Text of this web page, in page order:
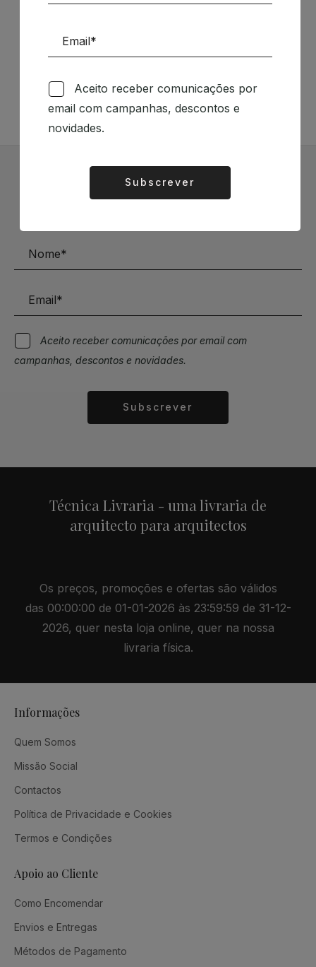
Siga-nos nas Redes Sociais
Subscrever Newsletter
Aceito receber comunicações por email com
campanhas, descontos e novidades.
Subscrever
Técnica Livraria - uma livraria de
arquitecto para arquitectos
Os preços, promoções e ofertas são válidos
das 00:00:00 de 01-01-2026 às 23:59:59 de 31-12-
2026, quer nesta loja online, quer na nossa
livraria física.
Informações
Quem Somos
Missão Social
Contactos
Política de Privacidade e Cookies
Termos e Condições
Apoio ao Cliente
Como Encomendar
Envios e Entregas
Métodos de Pagamento
Aceito receber comunicações por
email com campanhas, descontos e
novidades.
Subscrever